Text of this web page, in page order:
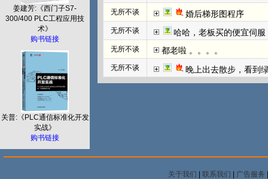
姜建芳:《西门子S7-
300/400 PLC工程应用技
术》
购书链接
关普:《PLC通信标准化开发
实战》
购书链接
无所不谈 婚后梯形图程序
无所不谈 哈哈，老板买的便宜伺
无所不谈 都老啦 。。。。
无所不谈 晚上出去散步，看到
关于我们 | 联系我们 | 广告服务